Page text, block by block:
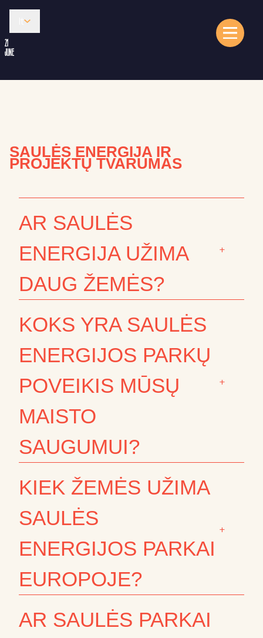
21
JUNE
SAULĖS ENERGIJA IR
PROJEKTŲ TVARUMAS
AR SAULĖS
ENERGIJA UŽIMA
DAUG ŽEMĖS?
+
KOKS YRA SAULĖS
ENERGIJOS PARKŲ
POVEIKIS MŪSŲ
MAISTO
SAUGUMUI?
+
KIEK ŽEMĖS UŽIMA
SAULĖS
ENERGIJOS PARKAI
EUROPOJE?
+
AR SAULĖS PARKAI